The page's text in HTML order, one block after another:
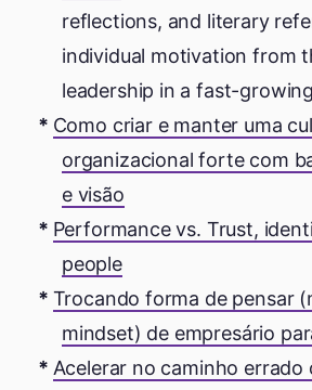
reflections, and literary
individual motivation from
leadership in a fast-
Como criar e manter uma
organizacional forte com
e visão
Performance vs. Trust,
people
Trocando forma de pensar
mindset) de empresário
Acelerar no caminho errado